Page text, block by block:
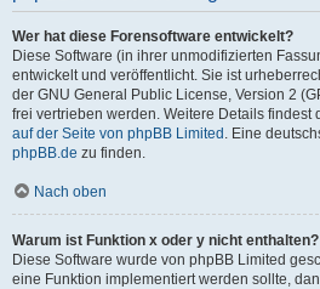
Wer hat diese Forensoftware entwickelt?
Diese Software (in ihrer unmodifizierten
entwickelt und veröffentlicht. Sie ist
der GNU General Public License, Version 2
frei vertrieben werden. Weitere Details findest
auf der Seite von phpBB Limited . Eine
phpBB.de zu finden.
Nach oben
Warum ist Funktion x oder y nicht enthalten?
Diese Software wurde von phpBB Limited
eine Funktion implementiert werden sollte,